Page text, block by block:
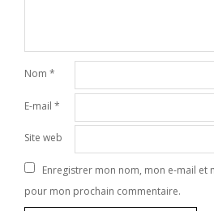
Nom *
E-mail *
Site web
Enregistrer mon nom, mon e-mail et
pour mon prochain commentaire.